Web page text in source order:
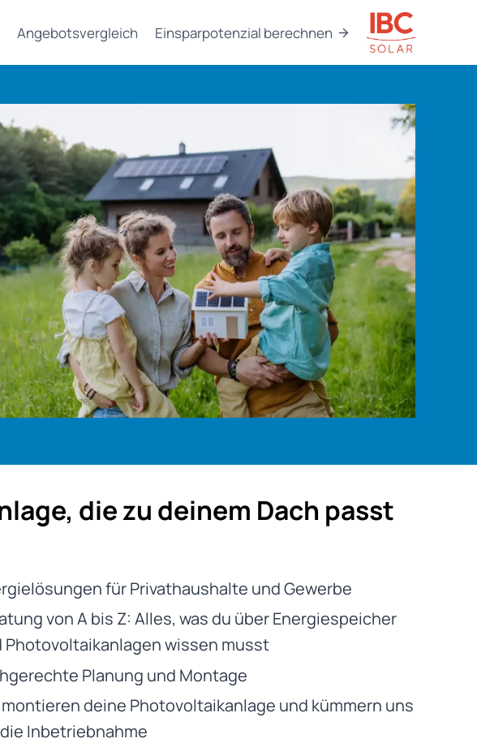
Angebotsvergleich Einsparpotenzial berechnen
die zu deinem Dach passt
für Privathaushalte und Gewerbe
von A bis Z: Alles, was du über Energiespeicher
Photovoltaikanlagen wissen musst
Planung und Montage
deine Photovoltaikanlage und kümmern uns
Inbetriebnahme